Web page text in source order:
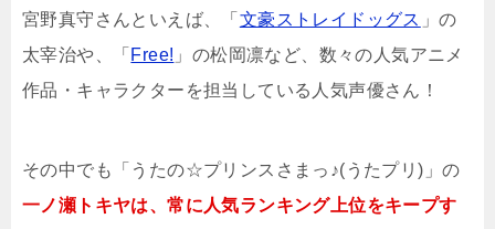
宮野真守さんといえば、「 文豪ストレイドッグス 」の
太宰治や、「 Free! 」の松岡凛など、数々の人気アニメ
作品・キャラクターを担当している人気声優さん！
その中でも「うたの☆プリンスさまっ♪(うたプリ)」の
一ノ瀬トキヤは、常に人気ランキング上位をキープす